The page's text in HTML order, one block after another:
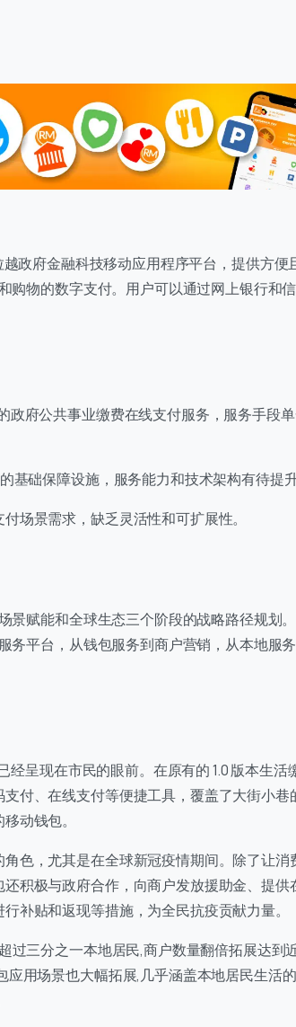
政府金融科技移动应用程序平台，提供方便
购物的数字支付。用户可以通过网上银行和
府公共事业缴费在线支付服务，服务手段单
基础保障设施，服务能力和技术架构有待提升
场景需求，缺乏灵活性和可扩展性。
景赋能和全球生态三个阶段的战略路径规划
务平台，从钱包服务到商户营销，从本地服
呈现在市民的眼前。在原有的 1.0 版本生活
付、在线支付等便捷工具，覆盖了大街小巷
动钱包。
色，尤其是在全球新冠疫情期间。除了让消
积极与政府合作，向商户发放援助金、提供
补贴和返现等措施，为全民抗疫贡献力量。
过三分之一本地居民,商户数量翻倍拓展达到
用场景也大幅拓展,几乎涵盖本地居民生活
0 / 20
0 / 180
提交